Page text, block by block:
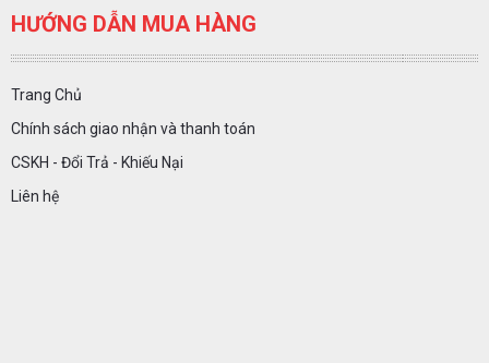
HƯỚNG DẪN MUA HÀNG
Trang Chủ
Chính sách giao nhận và thanh toán
CSKH - Đổi Trả - Khiếu Nại
Liên hệ